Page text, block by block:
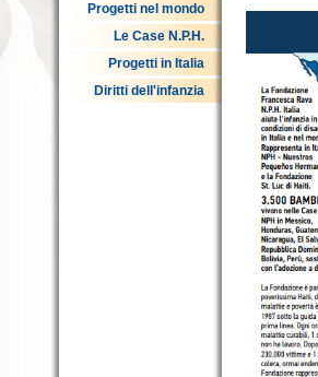
Progetti nel mondo
Le Case N.P.H.
Progetti in Italia
Diritti dell'infanzia